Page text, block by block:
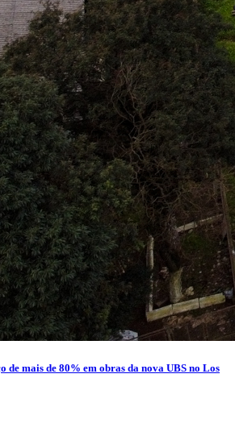
mais de 80% em obras da nova UBS no Los